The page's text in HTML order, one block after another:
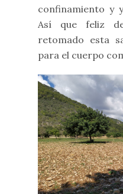
confinamiento y
Así que feliz
retomado esta
para el cuerpo